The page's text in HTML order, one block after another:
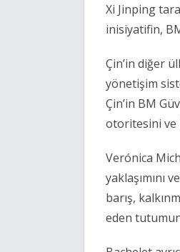
Xi Jinping
inisiyatifin,
Çin’in diğer
yönetişim
Çin’in BM
otoritesini ve
Verónica
yaklaşımını
barış,
eden